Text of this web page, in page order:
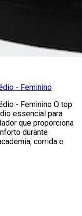
- Feminino
- Feminino O top
essencial para
que proporciona
durante
corrida e